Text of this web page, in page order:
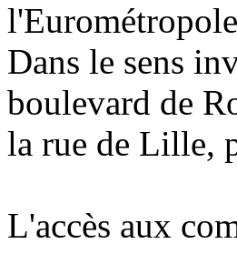
Dans le sens
boulevard de
la rue de Lille,
L'accès aux